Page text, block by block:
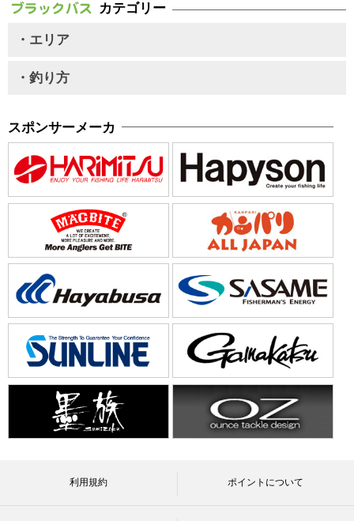
カテゴリー
・エリア
・釣り方
スポンサーメーカ
利用規約 ポイントについて